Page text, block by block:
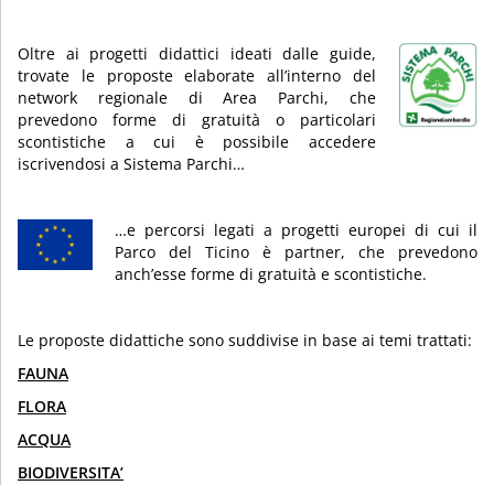
Oltre ai progetti didattici ideati dalle guide,
trovate le proposte elaborate all’interno del
network regionale di Area Parchi, che
prevedono forme di gratuità o particolari
scontistiche a cui è possibile accedere
iscrivendosi a Sistema Parchi…
…e percorsi legati a progetti europei di cui il
Parco del Ticino è partner, che prevedono
anch’esse forme di gratuità e scontistiche.
Le proposte didattiche sono suddivise in base ai temi trattati:
FAUNA
FLORA
ACQUA
BIODIVERSITA’